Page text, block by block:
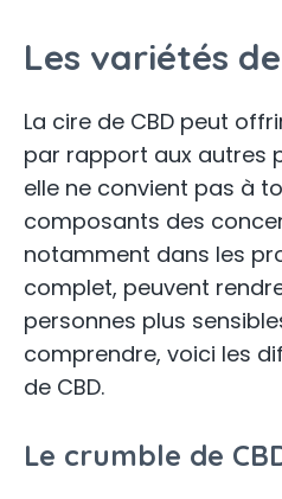
Les variétés
La cire de CBD peut
par rapport aux autres
elle ne convient pas à
composants des
notamment dans les
complet, peuvent
personnes plus
comprendre, voici les
de CBD.
Le crumble de